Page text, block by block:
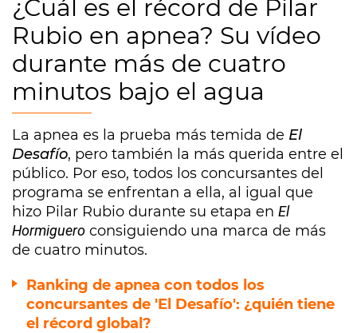
¿Cuál es el récord de Pilar
Rubio en apnea? Su vídeo
durante más de cuatro
minutos bajo el agua
La apnea es la prueba más temida de El
Desafío, pero también la más querida entre el
público. Por eso, todos los concursantes del
programa se enfrentan a ella, al igual que
hizo Pilar Rubio durante su etapa en El
Hormiguero consiguiendo una marca de más
de cuatro minutos.
Ranking de apnea con todos los
concursantes de 'El Desafío': ¿quién tiene
el récord global?